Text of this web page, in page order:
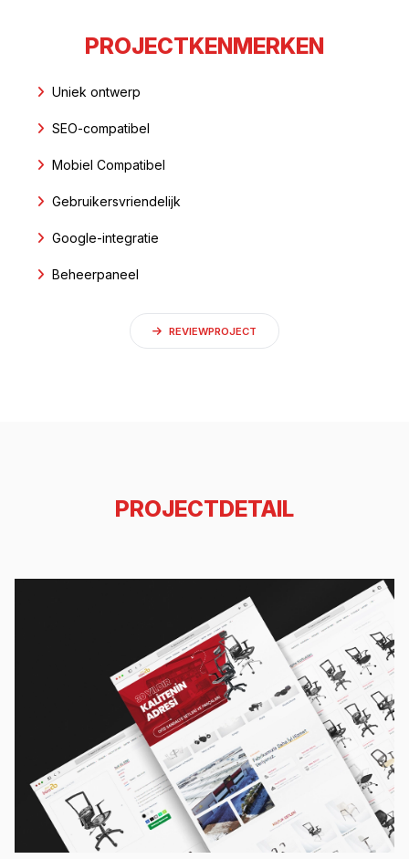
PROJECTKENMERKEN
Uniek ontwerp
SEO-compatibel
Mobiel Compatibel
Gebruikersvriendelijk
Google-integratie
Beheerpaneel
REVIEWPROJECT
PROJECTDETAIL